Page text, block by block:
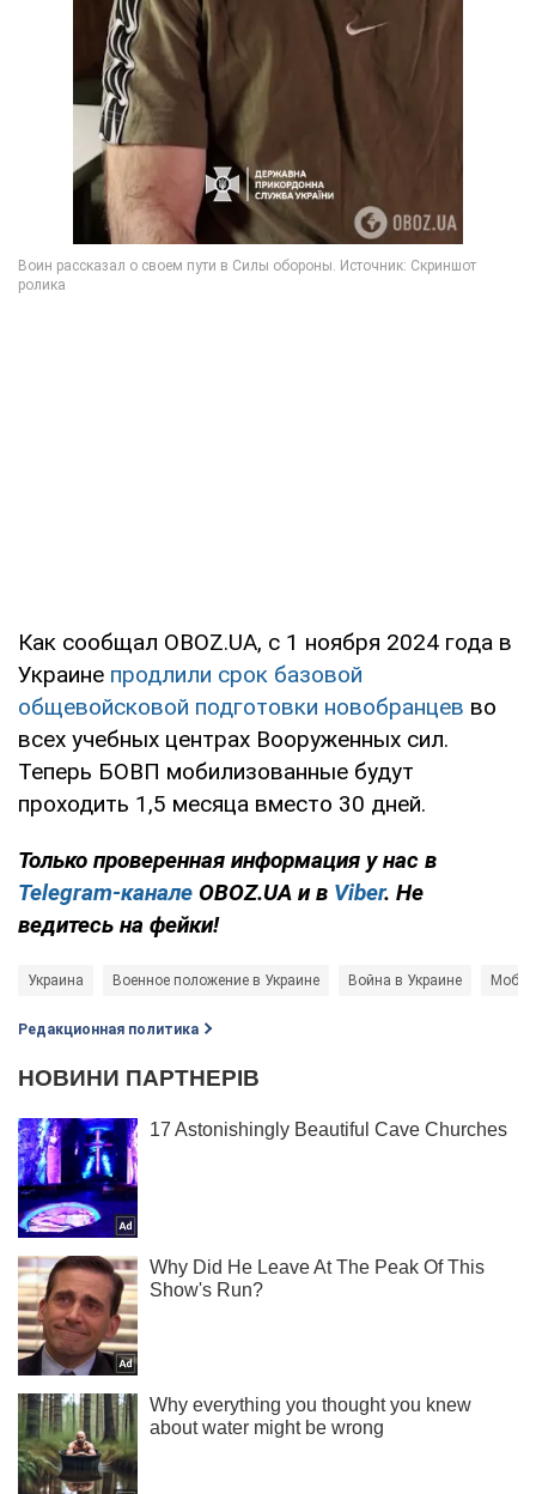
Как сообщал OBOZ.UA, с 1 ноября 2024 года в
Украине продлили срок базовой
общевойсковой подготовки новобранцев во
всех учебных центрах Вооруженных сил.
Теперь БОВП мобилизованные будут
проходить 1,5 месяца вместо 30 дней.
Только проверенная информация у нас в
Telegram-канале OBOZ.UA и в Viber. Не
ведитесь на фейки!
Украина Военное положение в Украине Война в Украине
Редакционная политика